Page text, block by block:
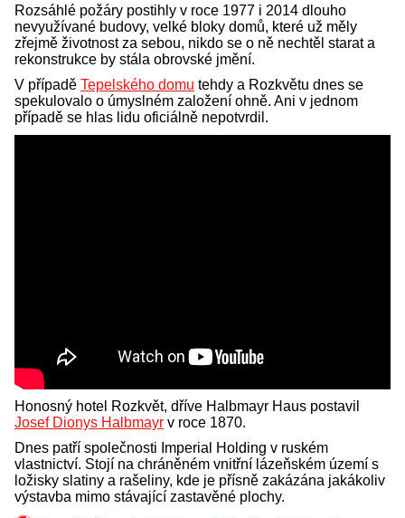
Rozsáhlé požáry postihly v roce 1977 i 2014 dlouho
nevyužívané budovy, velké bloky domů, které už měly
zřejmě životnost za sebou, nikdo se o ně nechtěl starat a
rekonstrukce by stála obrovské jmění.
V případě Tepelského domu tehdy a Rozkvětu dnes se
spekulovalo o úmyslném založení ohně. Ani v jednom
případě se hlas lidu oficiálně nepotvrdil.
Honosný hotel Rozkvět, dříve Halbmayr Haus postavil
Josef Dionys Halbmayr v roce 1870.
Dnes patří společnosti Imperial Holding v ruském
vlastnictví. Stojí na chráněném vnitřní lázeňském území s
ložisky slatiny a rašeliny, kde je přísně zakázána jakákoliv
výstavba mimo stávající zastavěné plochy.